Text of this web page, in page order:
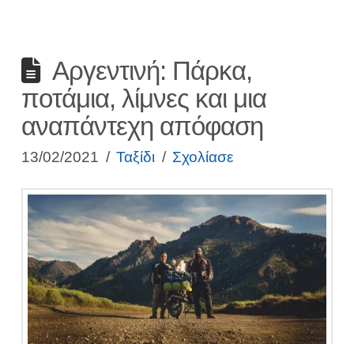
Αργεντινή: Πάρκα,
ποτάμια, λίμνες και μια
αναπάντεχη απόφαση
13/02/2021 Ταξίδι Σχολίασε